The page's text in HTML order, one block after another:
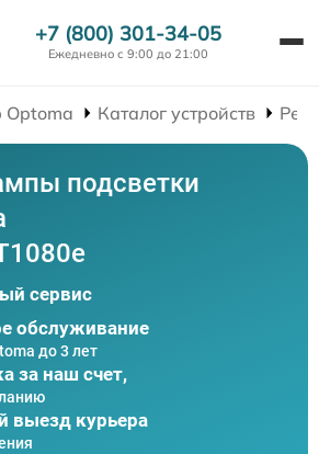
+7 (800) 301-34-05
Ежедневно с 9:00 до 21:00
Optoma Каталог устройств
подсветки
сервис
обслуживание
до 3 лет
за наш счет,
выезд курьера